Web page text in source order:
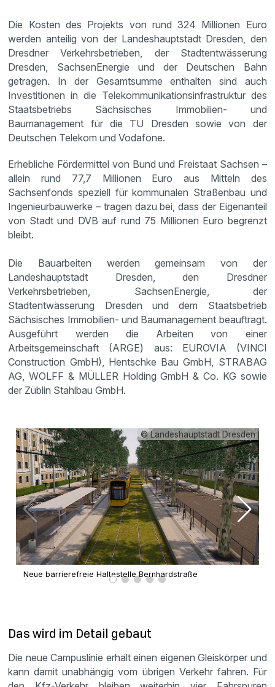
Die Kosten des Projekts von rund 324 Millionen Euro
werden anteilig von der Landeshauptstadt Dresden, den
Dresdner Verkehrsbetrieben, der Stadtentwässerung
Dresden, SachsenEnergie und der Deutschen Bahn
getragen. In der Gesamtsumme enthalten sind auch
Investitionen in die Telekommunikationsinfrastruktur des
Staatsbetriebs Sächsisches Immobilien- und
Baumanagement für die TU Dresden sowie von der
Deutschen Telekom und Vodafone.
Erhebliche Fördermittel von Bund und Freistaat Sachsen –
allein rund 77,7 Millionen Euro aus Mitteln des
Sachsenfonds speziell für kommunalen Straßenbau und
Ingenieurbauwerke – tragen dazu bei, dass der Eigenanteil
von Stadt und DVB auf rund 75 Millionen Euro begrenzt
bleibt.
Die Bauarbeiten werden gemeinsam von der
Landeshauptstadt Dresden, den Dresdner
Verkehrsbetrieben, SachsenEnergie, der
Stadtentwässerung Dresden und dem Staatsbetrieb
Sächsisches Immobilien- und Baumanagement beauftragt.
Ausgeführt werden die Arbeiten von einer
Arbeitsgemeinschaft (ARGE) aus: EUROVIA (VINCI
Construction GmbH), Hentschke Bau GmbH, STRABAG
AG, WOLFF & MÜLLER Holding GmbH & Co. KG sowie
der Züblin Stahlbau GmbH.
© Landeshauptstadt Dresden
Neue barrierefreie Haltestelle Bernhardstraße
Das wird im Detail gebaut
Die neue Campuslinie erhält einen eigenen Gleiskörper und
kann damit unabhängig vom übrigen Verkehr fahren. Für